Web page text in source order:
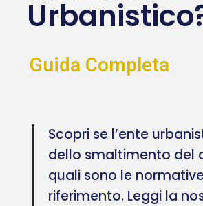
Guida Completa
Scopri se l’ente
dello smaltimento del
quali sono le
riferimento. Leggi la